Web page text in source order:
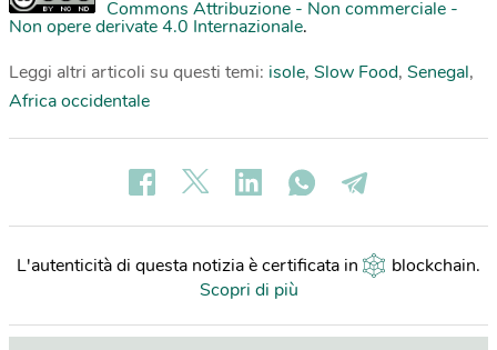
Commons Attribuzione - Non commerciale -
Non opere derivate 4.0 Internazionale.
Leggi altri articoli su questi temi: isole, Slow Food, Senegal,
Africa occidentale
L'autenticità di questa notizia è certificata in blockchain.
Scopri di più